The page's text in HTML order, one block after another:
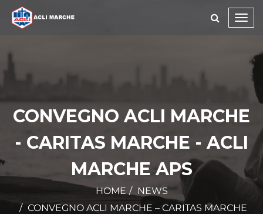
CONVEGNO ACLI MARCHE
- CARITAS MARCHE - ACLI
MARCHE APS
HOME
NEWS
CONVEGNO ACLI MARCHE – CARITAS MARCHE